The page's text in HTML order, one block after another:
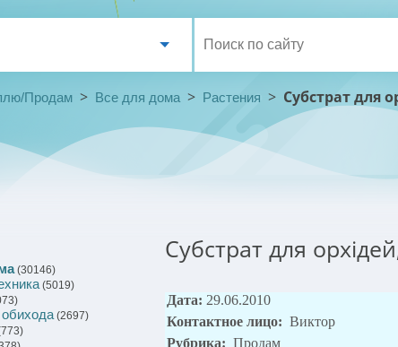
Продам > Все для дома> Растения > Субстрат для
(30146)
(5019)
(2697)
Субстрат для
Дата: 29.06.2010
Контактное лицо: Виктор
Рубрика: Продам